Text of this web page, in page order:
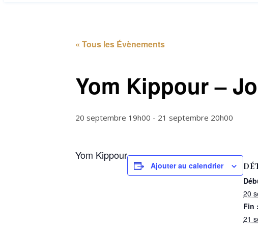
« Tous les Évènements
Yom Kippour –
20 septembre 19h00 - 21 septembre 20h00
Yom Kippour
Ajouter au calendrier
20
Fin :
21